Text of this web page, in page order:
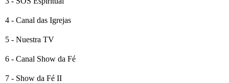
4 - Canal das Igrejas
5 - Nuestra TV
6 - Canal Show da Fé
7 - Show da Fé II